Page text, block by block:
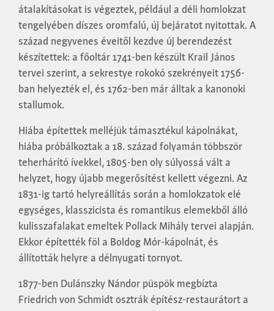
átalakításokat is végeztek, például a déli homlokzat
tengelyében díszes oromfalú, új bejáratot nyitottak. A
század negyvenes éveitől kezdve új berendezést
készítettek: a főoltár 1741-ben készült Krail János
tervei szerint, a sekrestye rokokó szekrényeit 1756-
ban helyezték el, és 1762-ben már álltak a kanonoki
stallumok.
Hiába építettek melléjük támasztékul kápolnákat,
hiába próbálkoztak a 18. század folyamán többször
teherhárító ívekkel, 1805-ben oly súlyossá vált a
helyzet, hogy újabb megerősítést kellett végezni. Az
1831-ig tartó helyreállítás során a homlokzatok elé
egységes, klasszicista és romantikus elemekből álló
kulisszafalakat emeltek Pollack Mihály tervei alapján.
Ekkor építették föl a Boldog Mór-kápolnát, és
állították helyre a délnyugati tornyot.
1877-ben Dulánszky Nándor püspök megbízta
Friedrich von Schmidt osztrák építész-restaurátort a